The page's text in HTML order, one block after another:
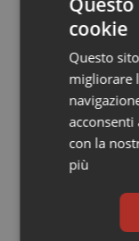
Salute
Sangue &
Tiroide
Tumore al
Tumore
cookie
Questo
migliorare
con la
più